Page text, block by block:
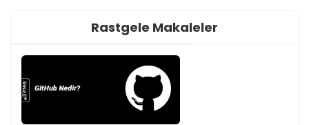
Rastgele Makaleler